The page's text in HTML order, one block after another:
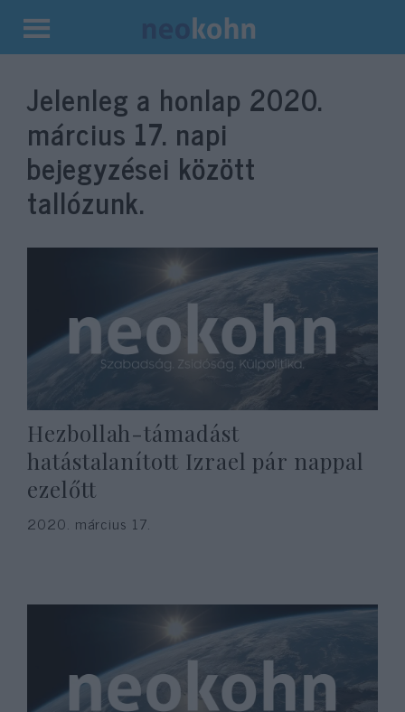
Kilépés
tartalomba
Jelenleg a honlap 2020.
március 17. napi
bejegyzései között
tallózunk.
Hezbollah-támadást
hatástalanított Izrael pár nappal
ezelőtt
2020. március 17.